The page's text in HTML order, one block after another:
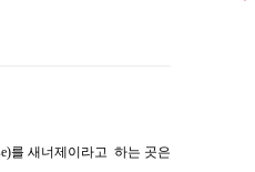
를 새너제이라고 하는 곳은